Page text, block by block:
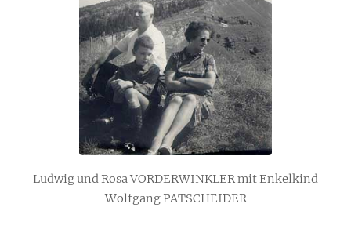
Ludwig und Rosa VORDERWINKLER mit Enkelkind
Wolfgang PATSCHEIDER